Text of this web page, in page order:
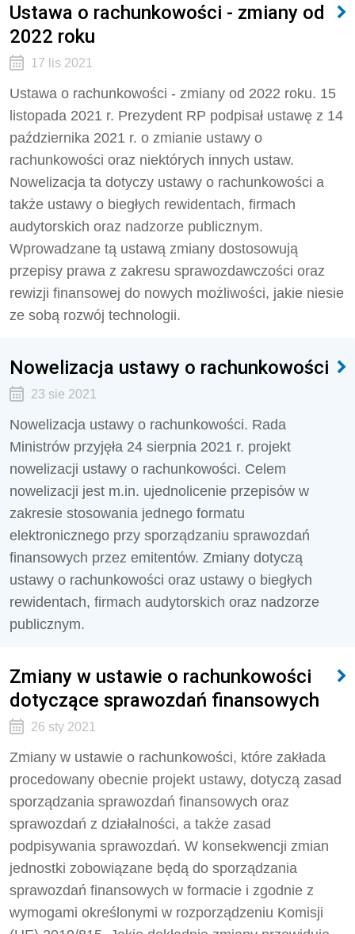
Ustawa o rachunkowości - zmiany od
2022 roku
17 lis 2021
Ustawa o rachunkowości - zmiany od 2022 roku. 15
listopada 2021 r. Prezydent RP podpisał ustawę z 14
października 2021 r. o zmianie ustawy o
rachunkowości oraz niektórych innych ustaw.
Nowelizacja ta dotyczy ustawy o rachunkowości a
także ustawy o biegłych rewidentach, firmach
audytorskich oraz nadzorze publicznym.
Wprowadzane tą ustawą zmiany dostosowują
przepisy prawa z zakresu sprawozdawczości oraz
rewizji finansowej do nowych możliwości, jakie niesie
ze sobą rozwój technologii.
Nowelizacja ustawy o rachunkowości
23 sie 2021
Nowelizacja ustawy o rachunkowości. Rada
Ministrów przyjęła 24 sierpnia 2021 r. projekt
nowelizacji ustawy o rachunkowości. Celem
nowelizacji jest m.in. ujednolicenie przepisów w
zakresie stosowania jednego formatu
elektronicznego przy sporządzaniu sprawozdań
finansowych przez emitentów. Zmiany dotyczą
ustawy o rachunkowości oraz ustawy o biegłych
rewidentach, firmach audytorskich oraz nadzorze
publicznym.
Zmiany w ustawie o rachunkowości
dotyczące sprawozdań finansowych
26 sty 2021
Zmiany w ustawie o rachunkowości, które zakłada
procedowany obecnie projekt ustawy, dotyczą zasad
sporządzania sprawozdań finansowych oraz
sprawozdań z działalności, a także zasad
podpisywania sprawozdań. W konsekwencji zmian
jednostki zobowiązane będą do sporządzania
sprawozdań finansowych w formacie i zgodnie z
wymogami określonymi w rozporządzeniu Komisji